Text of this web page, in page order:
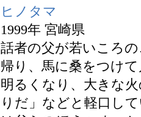
ヒノタマ
1999年 宮崎県
話者の父が若いころ
帰り、馬に桑をつけ
明るくなり、大きな
りだ」などと軽口し